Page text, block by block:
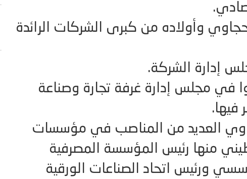
وأولاده من كبرى الشركات الرائدة
إدارة الشركة.
عام 1992 عضوا في مجلس إدارة غرفة تجارة وصناعة
فيها.
العديد من المناصب في مؤسسات
منها رئيس المؤسسة المصرفية
ورئيس اتحاد الصناعات الورقية